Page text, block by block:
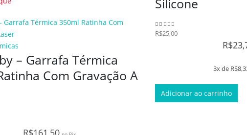
– Garrafa Térmica
Com Gravação A
R$161,50
0de 5
R$25,00
R$
3x de R$
Adicionar ao carrinho